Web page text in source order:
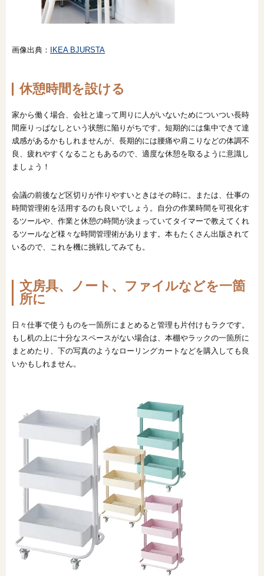
画像出典： IKEA BJURSTA
休憩時間を設ける
家から働く場合、会社と違って周りに人がいないためについつい長時
間座りっぱなしという状態に陥りがちです。短期的には集中できて達
成感があるかもしれませんが、長期的には腰痛や肩こりなどの体調不
良、疲れやすくなることもあるので、適度な休憩を取るように意識し
ましょう！
会議の前後など区切りが作りやすいときはその時に。または、仕事の
時間管理術を活用するのも良いでしょう。自分の作業時間を可視化す
るツールや、作業と休憩の時間が決まっていてタイマーで教えてくれ
るツールなど様々な時間管理術があります。本もたくさん出版されて
いるので、これを機に挑戦してみても。
文房具、ノート、ファイルなどを一箇
所に
日々仕事で使うものを一箇所にまとめると管理も片付けもラクです。
もし机の上に十分なスペースがない場合は、本棚やラックの一箇所に
まとめたり、下の写真のようなローリングカートなどを購入しても良
いかもしれません。